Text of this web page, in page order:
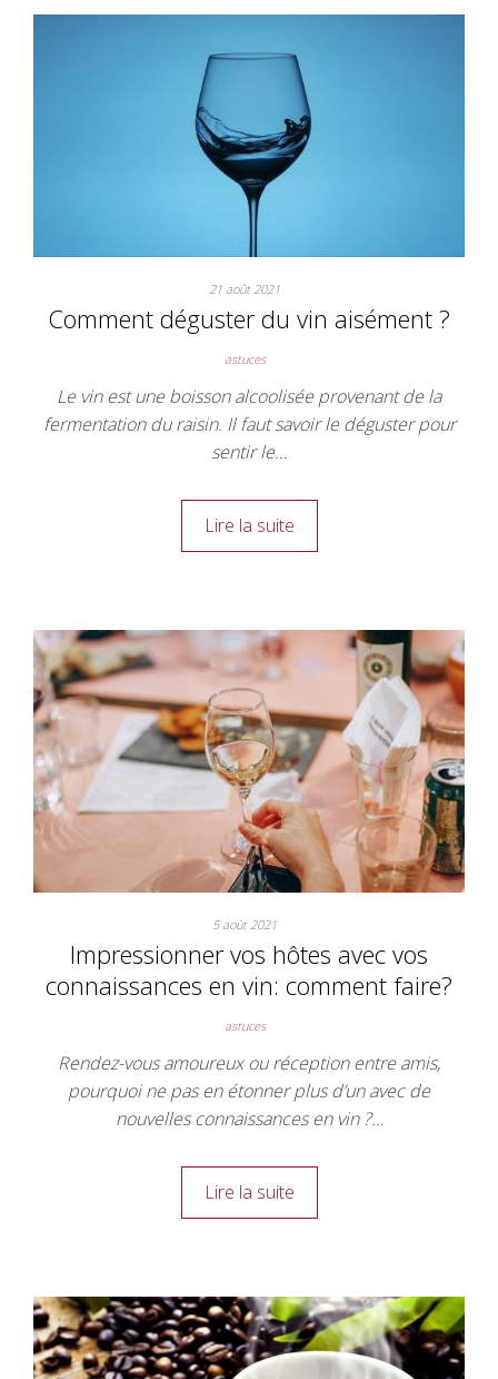
21 août 2021
Comment déguster du vin aisément ?
astuces
Le vin est une boisson alcoolisée provenant de la
fermentation du raisin. Il faut savoir le déguster pour
sentir le…
Lire la suite
5 août 2021
Impressionner vos hôtes avec vos
connaissances en vin: comment faire?
astuces
Rendez-vous amoureux ou réception entre amis,
pourquoi ne pas en étonner plus d’un avec de
nouvelles connaissances en vin ?…
Lire la suite